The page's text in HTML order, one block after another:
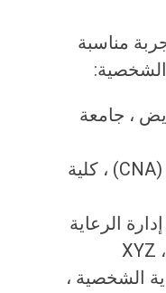
مناسبة
الشخصية:
، جامعة
مساعد تمريض معتمد (CNA) ، كلية
الرعاية
الشخصية ،